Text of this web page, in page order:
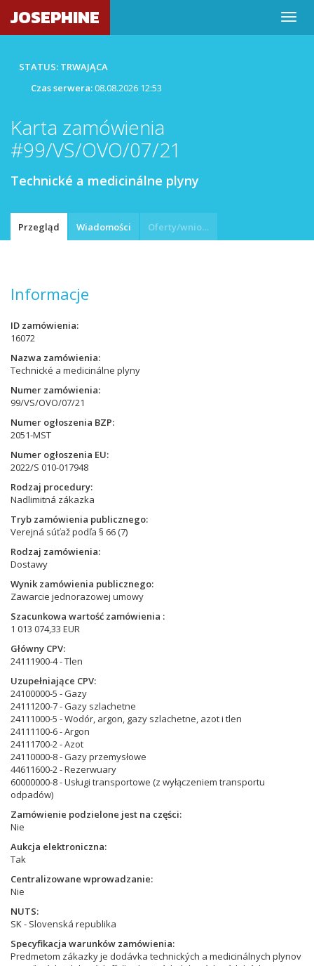
JOSEPHINE
STATUS: TRWAJĄCA
Czas serwera:08.08.2026 12:53
Karta zamówienia
#99/VS/OVO/07/21
Technické a medicinálne plyny
Przegląd Wiadomości Oferty/wnioski
Informacje
ID zamówienia
16072
Nazwa zamówienia
Technické a medicinálne plyny
Numer zamówienia
99/VS/OVO/07/21
Numer ogłoszenia BZP
2051-MST
Numer ogłoszenia EU
2022/S 010-017948
Rodzaj procedury
Nadlimitná zákazka
Tryb zamówienia publicznego
Verejná súťaž podľa § 66 (7)
Rodzaj zamówienia
Dostawy
Wynik zamówienia publicznego
Zawarcie jednorazowej umowy
Szacunkowa wartość zamówienia
1 013 074,33 EUR
Główny CPV
24111900-4 - Tlen
Uzupełniające CPV
24100000-5 - Gazy
24111200-7 - Gazy szlachetne
24111000-5 - Wodór, argon, gazy szlachetne, azot i tlen
24111100-6 - Argon
24111700-2 - Azot
24110000-8 - Gazy przemysłowe
44611600-2 - Rezerwuary
60000000-8 - Usługi transportowe (z wyłączeniem transportu
odpadów)
Zamówienie podzielone jest na części
Nie
Aukcja elektroniczna
Tak
Centralizowane wprowadzanie
Nie
NUTS
SK - Slovenská republika
Specyfikacja warunków zamówienia
Predmetom zákazky je dodávka technických a medicinálnych plynov